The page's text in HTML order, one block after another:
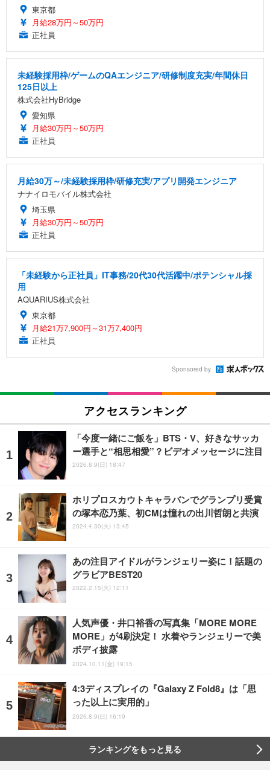
東京都
月給28万円～50万円
正社員
未経験採用枠/ゲームのQAエンジニア/研修制度充実/年間休日
125日以上
株式会社HyBridge
愛知県
月給30万円～50万円
正社員
月給30万～/未経験採用枠/研修充実/アプリ開発エンジニア
ナナイロモバイル株式会社
埼玉県
月給30万円～50万円
正社員
「未経験から正社員」IT事務/20代30代活躍中/ポテンシャル採
用
AQUARIUS株式会社
東京都
月給21万7,900円～31万7,400円
正社員
Sponsored by
アクセスランキング
「今度一緒にご飯を」BTS・V、好きなサッカ
ー選手と“相思相愛”？ビデオメッセージに注目
2026.8.9(日) 18:47
ホリプロスカウトキャラバンでグランプリ受賞
の塚本恋乃葉、初CMは憧れの出川哲朗と共演
2024.4.30(火) 13:45
あの注目アイドルがランジェリー姿に！話題の
グラビアBEST20
2022.2.15(火) 12:11
人気声優・井口裕香の写真集「MORE MORE
MORE」が4刷決定！ 水着やランジェリーで美
ボディ披露
2024.10.11(金) 19:15
4:3ディスプレイの『Galaxy Z Fold8』は「思
った以上に実用的」
2026.8.9(日) 16:19
ランキングをもっと見る